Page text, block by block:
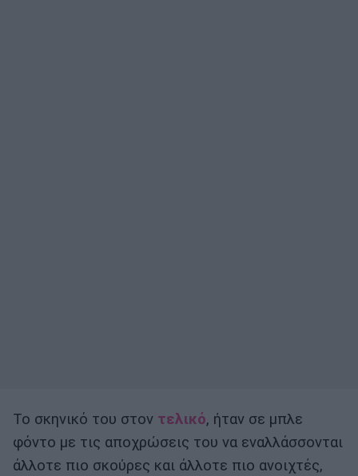
Το σκηνικό του στον τελικό, ήταν σε μπλε
φόντο με τις αποχρώσεις του να εναλλάσσονται
άλλοτε πιο σκούρες και άλλοτε πιο ανοιχτές,